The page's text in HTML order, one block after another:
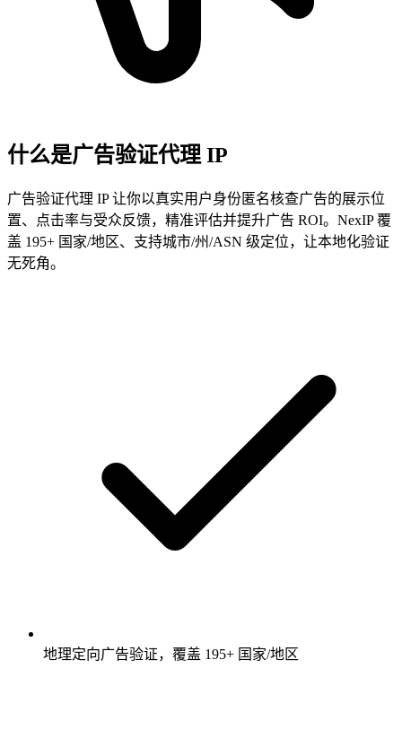
什么是广告验证代理 IP
广告验证代理 IP 让你以真实用户身份匿名核查广告的展示位
置、点击率与受众反馈，精准评估并提升广告 ROI。NexIP 覆
盖 195+ 国家/地区、支持城市/州/ASN 级定位，让本地化验证
无死角。
地理定向广告验证，覆盖 195+ 国家/地区